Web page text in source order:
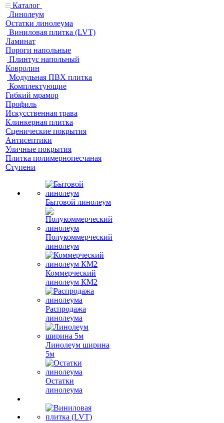
Каталог
Линолеум
Остатки линолеума
Виниловая плитка (LVT)
Ламинат
Пороги напольные
Плинтус напольный
Ковролин
Модульная ПВХ плитка
Комплектующие
Гибкий мрамор
Профиль
Искусственная трава
Клинкерная плитка
Сценические покрытия
Антисептики
Уличные покрытия
Плитка полимернопесчаная
Ступени
Бытовой линолеум
Полукоммерческий
линолеум
Коммерческий
линолеум КМ2
Распродажа
линолеума
Линолеум ширина
5м
Остатки
линолеума